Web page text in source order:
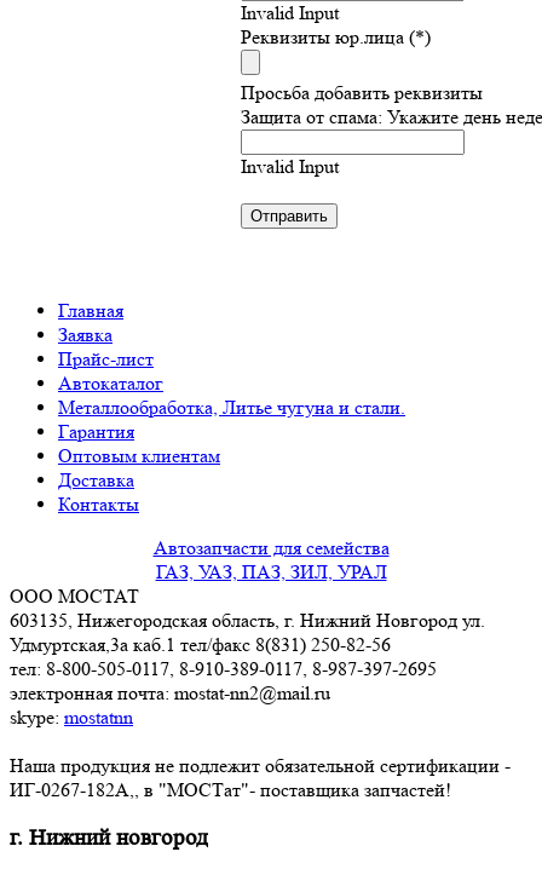
Invalid Input
Реквизиты юр.лица (*)
Просьба добавить реквизиты
Защита от спама: Укажите день
Invalid Input
Главная
Заявка
Прайс-лист
Автокаталог
Металлообработка, Литье чугуна и стали.
Гарантия
Оптовым клиентам
Доставка
Контакты
Автозапчасти для семейства
ГАЗ, УАЗ, ПАЗ, ЗИЛ, УРАЛ
ООО МОСТАТ
603135, Нижегородская область, г. Нижний Новгород ул.
Удмуртская,3a каб.1 тел/факс 8(831) 250-82-56
тел: 8-800-505-0117, 8-910-389-0117, 8-987-397-2695
электронная почта: mostat-nn2@mail.ru
skype: mostatnn
Наша продукция не подлежит обязательной сертификации -
ИГ-0267-182А,, в "МОСТат"- поставщика запчастей!
г. Нижний новгород